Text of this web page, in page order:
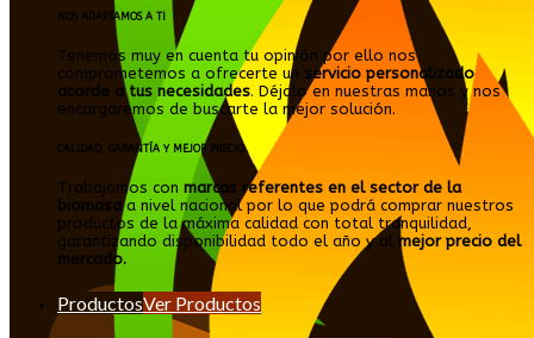
NOS ADAPTAMOS A TI
Tenemos muy en cuenta tu opinión por ello nos
comprometemos a ofrecerte un servicio personalizado
acorde a tus necesidades. Déjalo en nuestras manos y nos
encargaremos de buscarte la mejor solución.
CALIDAD, GARANTÍA Y MEJOR PRECIO
Trabajamos con marcas referentes en el sector de la
biomasaa nivel nacional por lo que podrá comprar nuestros
productos de la máxima calidad con total tranquilidad,
garantizando disponibilidad todo el año y al mejor precio del
mercado.
ProductosVer Productos